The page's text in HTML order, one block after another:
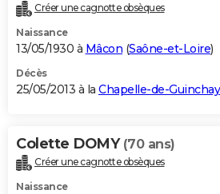
Créer une cagnotte obsèques
Naissance
13/05/1930 à Mâcon (Saône-et-Loire)
Décès
25/05/2013 à la Chapelle-de-Guinchay
Colette DOMY (70 ans)
Créer une cagnotte obsèques
Naissance